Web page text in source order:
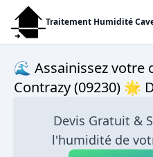
Traitement Humidité
🌊 Assainissez votre
Contrazy (09230) 🌟
Devis Gratuit &
l'humidité de